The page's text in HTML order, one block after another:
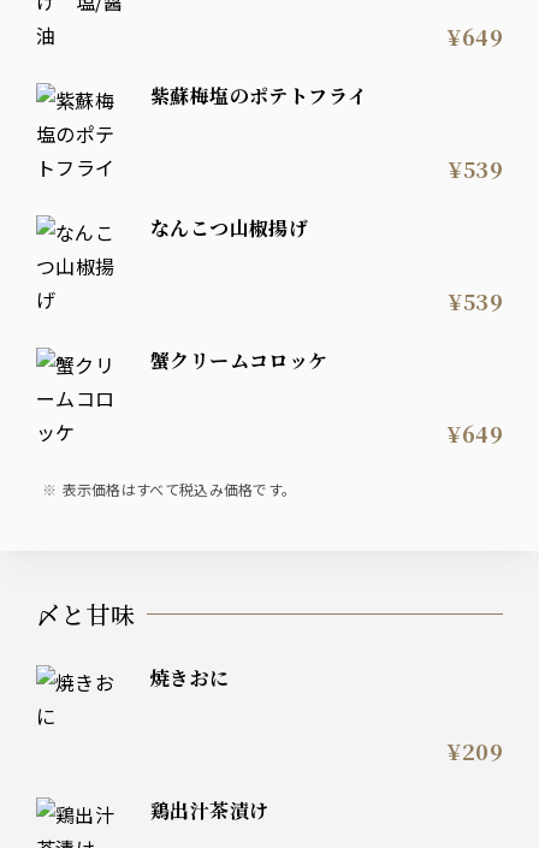
¥649
紫蘇梅塩のポテトフライ
¥539
なんこつ山椒揚げ
¥539
蟹クリームコロッケ
¥649
表示価格はすべて税込み価格です。
〆と甘味
焼きおに
¥209
鶏出汁茶漬け